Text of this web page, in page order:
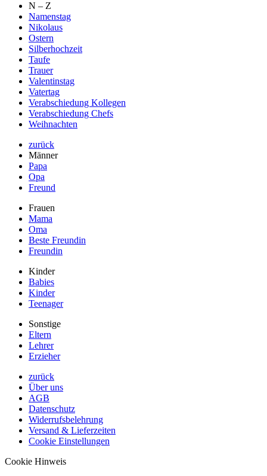
N – Z
Namenstag
Nikolaus
Ostern
Silberhochzeit
Taufe
Trauer
Valentinstag
Vatertag
Verabschiedung Kollegen
Verabschiedung Chefs
Weihnachten
zurück
Männer
Papa
Opa
Freund
Frauen
Mama
Oma
Beste Freundin
Freundin
Kinder
Babies
Kinder
Teenager
Sonstige
Eltern
Lehrer
Erzieher
zurück
Über uns
AGB
Datenschutz
Widerrufsbelehrung
Versand & Lieferzeiten
Cookie Einstellungen
Cookie Hinweis